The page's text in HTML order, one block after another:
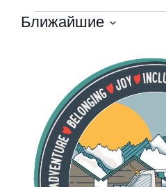
Мероприятия
Ближайшие
events
Photo
View